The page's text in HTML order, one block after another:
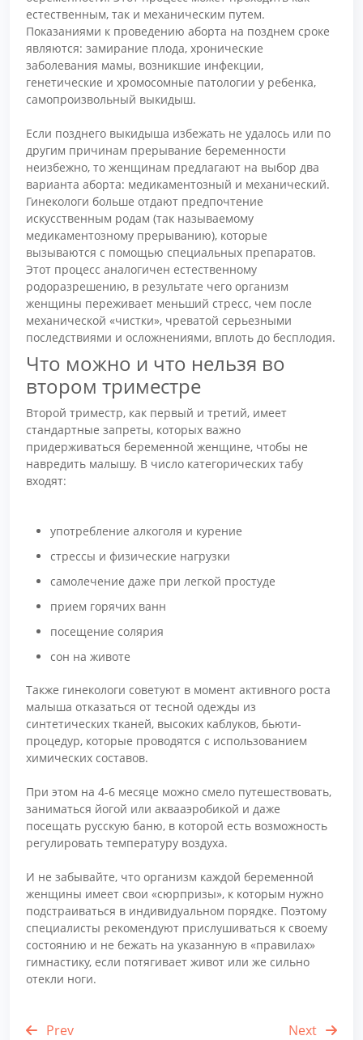
естественным, так и механическим путем.
Показаниями к проведению аборта на позднем сроке
являются: замирание плода, хронические
заболевания мамы, возникшие инфекции,
генетические и хромосомные патологии у ребенка,
самопроизвольный выкидыш.
Если позднего выкидыша избежать не удалось или по
другим причинам прерывание беременности
неизбежно, то женщинам предлагают на выбор два
варианта аборта: медикаментозный и механический.
Гинекологи больше отдают предпочтение
искусственным родам (так называемому
медикаментозному прерыванию), которые
вызываются с помощью специальных препаратов.
Этот процесс аналогичен естественному
родоразрешению, в результате чего организм
женщины переживает меньший стресс, чем после
механической «чистки», чреватой серьезными
последствиями и осложнениями, вплоть до бесплодия.
Что можно и что нельзя во
втором триместре
Второй триместр, как первый и третий, имеет
стандартные запреты, которых важно
придерживаться беременной женщине, чтобы не
навредить малышу. В число категорических табу
входят:
употребление алкоголя и курение
стрессы и физические нагрузки
самолечение даже при легкой простуде
прием горячих ванн
посещение солярия
сон на животе
Также гинекологи советуют в момент активного роста
малыша отказаться от тесной одежды из
синтетических тканей, высоких каблуков, бьюти-
процедур, которые проводятся с использованием
химических составов.
При этом на 4-6 месяце можно смело путешествовать,
заниматься йогой или аквааэробикой и даже
посещать русскую баню, в которой есть возможность
регулировать температуру воздуха.
И не забывайте, что организм каждой беременной
женщины имеет свои «сюрпризы», к которым нужно
подстраиваться в индивидуальном порядке. Поэтому
специалисты рекомендуют прислушиваться к своему
состоянию и не бежать на указанную в «правилах»
гимнастику, если потягивает живот или же сильно
отекли ноги.
Prev Next